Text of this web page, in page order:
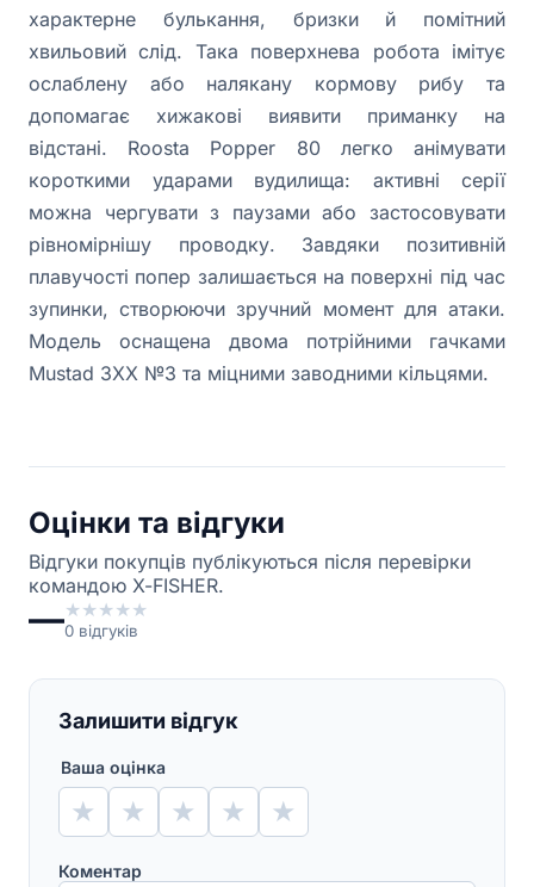
характерне булькання, бризки й помітний
хвильовий слід. Така поверхнева робота імітує
ослаблену або налякану кормову рибу та
допомагає хижакові виявити приманку на
відстані. Roosta Popper 80 легко анімувати
короткими ударами вудилища: активні серії
можна чергувати з паузами або застосовувати
рівномірнішу проводку. Завдяки позитивній
плавучості попер залишається на поверхні під час
зупинки, створюючи зручний момент для атаки.
Модель оснащена двома потрійними гачками
Mustad 3XX №3 та міцними заводними кільцями.
Оцінки та відгуки
Відгуки покупців публікуються після перевірки
командою X-FISHER.
—★★★★★
0 відгуків
Залишити відгук
Ваша оцінка
★ ★ ★ ★ ★
Коментар